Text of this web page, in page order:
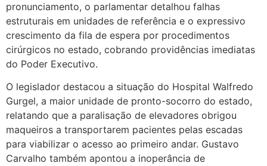
pronunciamento, o parlamentar detalhou falhas
estruturais em unidades de referência e o expressivo
crescimento da fila de espera por procedimentos
cirúrgicos no estado, cobrando providências imediatas
do Poder Executivo.
O legislador destacou a situação do Hospital Walfredo
Gurgel, a maior unidade de pronto-socorro do estado,
relatando que a paralisação de elevadores obrigou
maqueiros a transportarem pacientes pelas escadas
para viabilizar o acesso ao primeiro andar. Gustavo
Carvalho também apontou a inoperância de